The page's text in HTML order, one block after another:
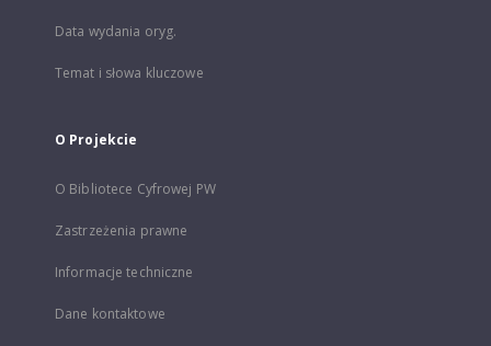
Data wydania oryg.
Temat i słowa kluczowe
O Projekcie
O Bibliotece Cyfrowej PW
Zastrzeżenia prawne
Informacje techniczne
Dane kontaktowe